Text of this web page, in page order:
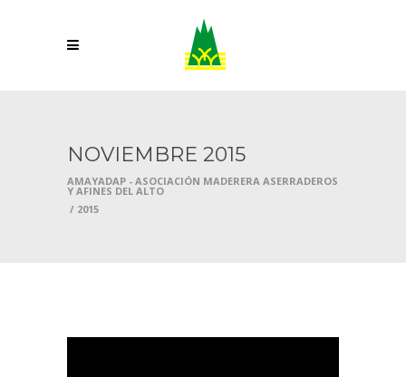
NOVIEMBRE 2015
AMAYADAP - ASOCIACIÓN MADERERA ASERRADEROS
Y AFINES DEL ALTO
/ 2015